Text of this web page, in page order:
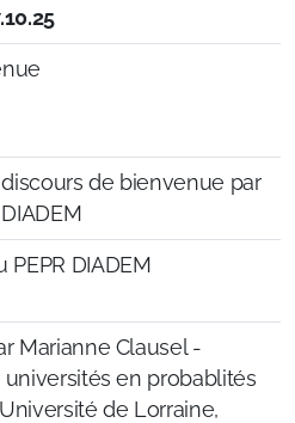
de bienvenue par
DIADEM
Marianne Clausel -
universités en probablités
de Lorraine,